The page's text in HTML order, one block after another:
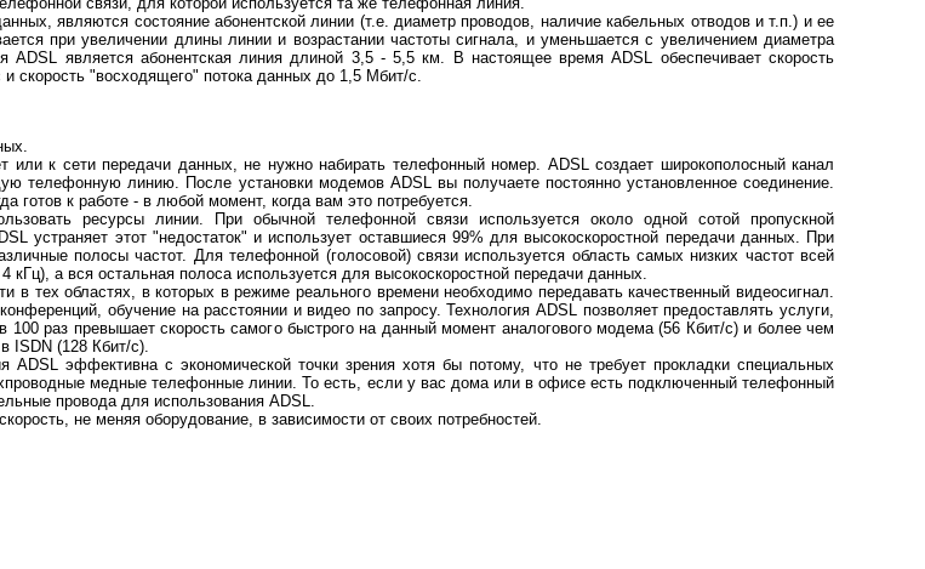
являются состояние абонентской линии (т.е. диаметр проводов, наличие кабельных отводов и т.п.) и ее
при увеличении длины линии и возрастании частоты сигнала, и уменьшается с увеличением диаметра
является абонентская линия длиной 3,5 - 5,5 км. В настоящее время ADSL обеспечивает скорость
скорость "восходящего" потока данных до 1,5 Мбит/с.
или к сети передачи данных, не нужно набирать телефонный номер. ADSL создает широкополосный канал
телефонную линию. После установки модемов ADSL вы получаете постоянно установленное соединение.
готов к работе - в любой момент, когда вам это потребуется.
ресурсы линии. При обычной телефонной связи используется около одной сотой пропускной
устраняет этот "недостаток" и использует оставшиеся 99% для высокоскоростной передачи данных. При
полосы частот. Для телефонной (голосовой) связи используется область самых низких частот всей
кГц), а вся остальная полоса используется для высокоскоростной передачи данных.
в тех областях, в которых в режиме реального времени необходимо передавать качественный видеосигнал.
обучение на расстоянии и видео по запросу. Технология ADSL позволяет предоставлять услуги,
100 раз превышает скорость самого быстрого на данный момент аналогового модема (56 Кбит/с) и более чем
ISDN (128 Кбит/с).
ADSL эффективна с экономической точки зрения хотя бы потому, что не требует прокладки специальных
медные телефонные линии. То есть, если у вас дома или в офисе есть подключенный телефонный
провода для использования ADSL.
не меняя оборудование, в зависимости от своих потребностей.